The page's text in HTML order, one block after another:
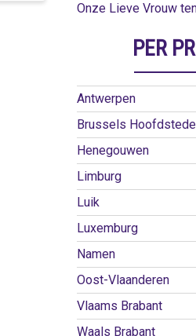
Onze Lieve Vrouw
PER
Antwerpen
Brussels
Henegouwen
Limburg
Luik
Luxemburg
Namen
Oost-Vlaanderen
Vlaams Brabant
Waals Brabant